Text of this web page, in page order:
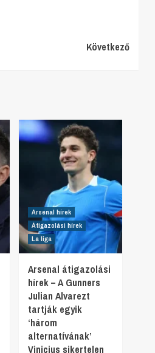
Következő
Arsenal hírek
Átigazolási hírek
La liga
Arsenal átigazolási
hírek – A Gunners
Julian Alvarezt
tartják egyik
‘három
alternatívának’
Vinicius sikertelen